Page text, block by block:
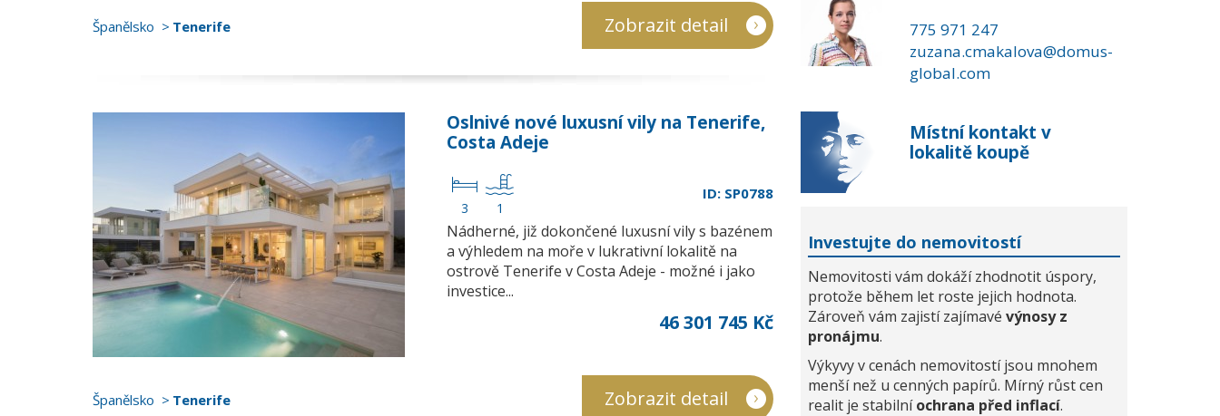
Španělsko Tenerife Zobrazit detail
Oslnivé nové luxusní vily na Tenerife,
Costa Adeje
3 1
ID: SP0788
Nádherné, již dokončené luxusní vily s bazénem
a výhledem na moře v lukrativní lokalitě na
ostrově Tenerife v Costa Adeje - možné i jako
investice...
46 301 745 Kč
Španělsko Tenerife Zobrazit detail
775 971 247
zuzana.cmakalova@domus-
global.com
Místní kontakt v
lokalitě koupě
Investujte do nemovitostí
Nemovitosti vám dokáží zhodnotit úspory,
protože během let roste jejich hodnota.
Zároveň vám zajistí zajímavé výnosy z
pronájmu.
Výkyvy v cenách nemovitostí jsou mnohem
menší než u cenných papírů. Mírný růst cen
realit je stabilníochrana před inflací.